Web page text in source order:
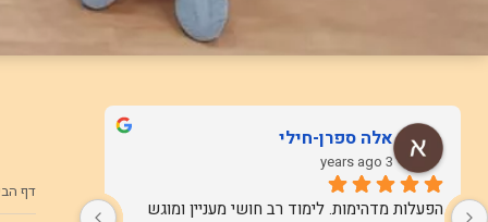
אלה ספרן-חילי
3 years ago
דף